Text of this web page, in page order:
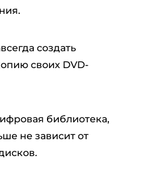
создать
своих DVD-
библиотека,
не зависит от